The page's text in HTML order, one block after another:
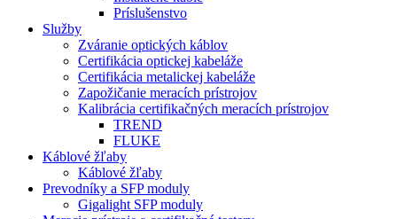
Príslušenstvo
Služby
Zváranie optických káblov
Certifikácia optickej kabeláže
Certifikácia metalickej kabeláže
Zapožičanie meracích prístrojov
Kalibrácia certifikačných meracích prístrojov
TREND
FLUKE
Káblové žľaby
Káblové žľaby
Prevodníky a SFP moduly
Gigalight SFP moduly